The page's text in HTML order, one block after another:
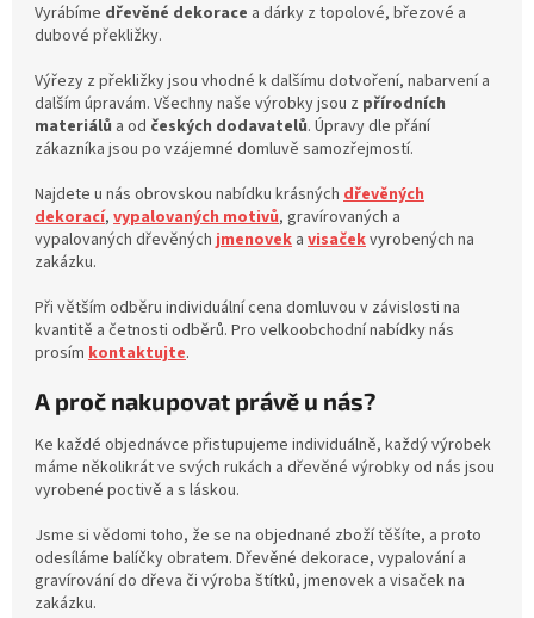
Vyrábíme dřevěné dekorace a dárky z topolové, březové a
dubové překližky.
Výřezy z překližky jsou vhodné k dalšímu dotvoření, nabarvení a
dalším úpravám. Všechny naše výrobky jsou z přírodních
materiálů a od českých dodavatelů. Úpravy dle přání
zákazníka jsou po vzájemné domluvě samozřejmostí.
Najdete u nás obrovskou nabídku krásných dřevěných
dekorací, vypalovaných motivů, gravírovaných a
vypalovaných dřevěnýchjmenovek a visačekvyrobených na
zakázku.
Při větším odběru individuální cena domluvou v závislosti na
kvantitě a četnosti odběrů. Pro velkoobchodní nabídky nás
prosím kontaktujte.
A proč nakupovat právě u nás?
Ke každé objednávce přistupujeme individuálně, každý výrobek
máme několikrát ve svých rukách a dřevěné výrobky od nás jsou
vyrobené poctivě a s láskou.
Jsme si vědomi toho, že se na objednané zboží těšíte, a proto
odesíláme balíčky obratem. Dřevěné dekorace, vypalování a
gravírování do dřeva či výroba štítků, jmenovek a visaček na
zakázku.